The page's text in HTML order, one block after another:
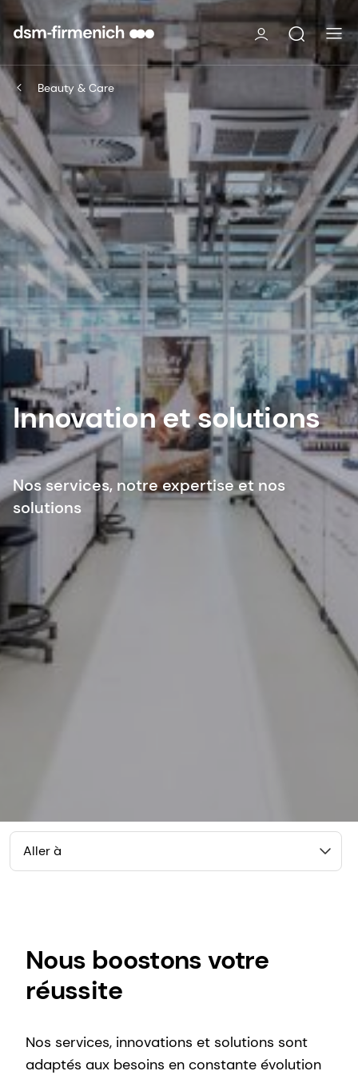
Beauty & Care
Innovation et solutions
Nos services, notre expertise et nos
solutions
Aller à
Nous boostons votre
réussite
Nos services, innovations et solutions sont
adaptés aux besoins en constante évolution